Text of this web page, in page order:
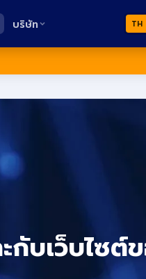
บริษัท TH
ะกับเว็บไซ